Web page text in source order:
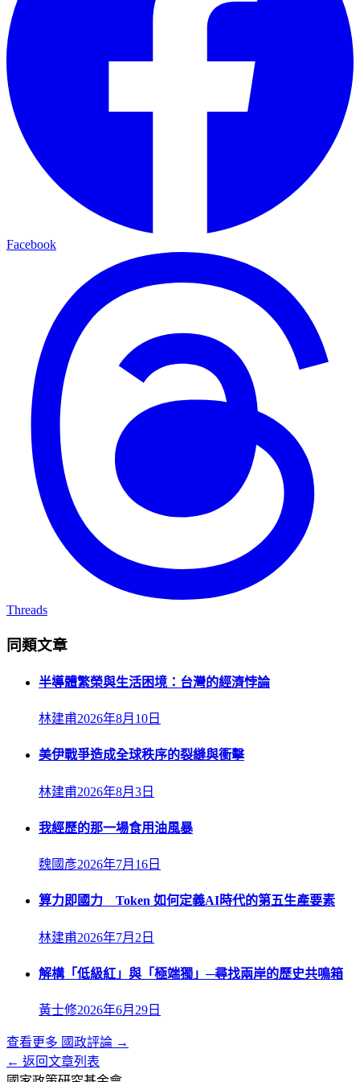
Facebook
Threads
同類文章
半導體繁榮與生活困境：台灣的經濟悖論
林建甫2026年8月10日
美伊戰爭造成全球秩序的裂縫與衝擊
林建甫2026年8月3日
我經歷的那一場食用油風暴
魏國彥2026年7月16日
算力即國力 Token 如何定義AI時代的第五生產要素
林建甫2026年7月2日
解構「低級紅」與「極端獨」─尋找兩岸的歷史共鳴箱
黃士修2026年6月29日
查看更多 國政評論 →
← 返回文章列表